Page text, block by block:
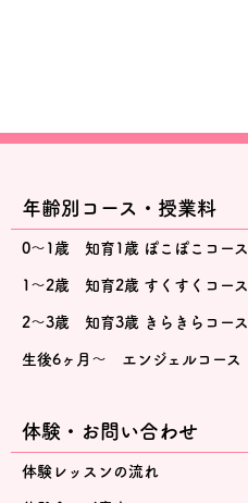
年齢別コース・授業料
0～1歳 知育1歳 ぽこぽこコース
1～2歳 知育2歳 すくすくコース
2～3歳 知育3歳 きらきらコース
生後6ヶ月～ エンジェルコース
体験・お問い合わせ
体験レッスンの流れ